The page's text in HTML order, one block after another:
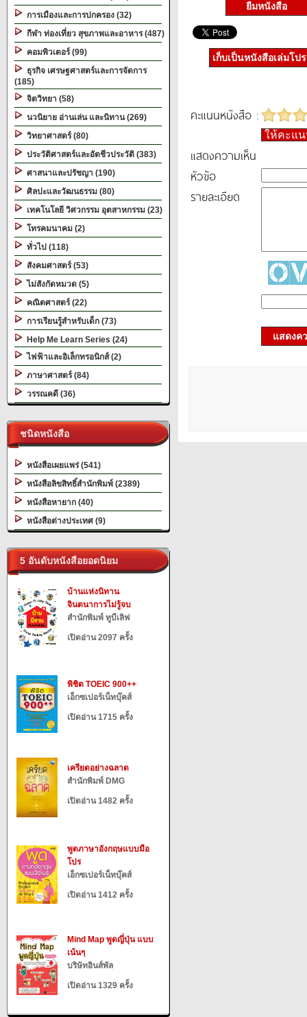
การเมืองและการปกครอง (32)
กีฬา ท่องเที่ยว สุขภาพและอาหาร (487)
คอมพิวเตอร์ (99)
ธุรกิจ เศรษฐศาสตร์และการจัดการ
(185)
จิตวิทยา (58)
นวนิยาย อ่านเล่น และนิทาน (269)
วิทยาศาสตร์ (80)
ประวัติศาสตร์และอัตชีวประวัติ (383)
ศาสนาและปรัชญา (190)
ศิลปะและวัฒนธรรม (80)
เทคโนโลยี วิศวกรรม อุตสาหกรรม (23)
โทรคมนาคม (2)
ทั่วไป (118)
สังคมศาสตร์ (53)
ไม่สังกัดหมวด (5)
คณิตศาสตร์ (22)
การเรียนรู้สำหรับเด็ก (73)
Help Me Learn Series (24)
ไฟฟ้าและอิเล็กทรอนิกส์ (2)
ภาษาศาสตร์ (84)
วรรณคดี (36)
ชนิดหนังสือ
หนังสือเผยแพร่ (541)
หนังสือลิขสิทธิ์สำนักพิมพ์ (2389)
หนังสือหายาก (40)
หนังสือต่างประเทศ (9)
5 อันดับหนังสือยอดนิยม
บ้านแห่งนิทาน
จินตนาการไม่รู้จบ
สำนักพิมพ์ ทูบีเลิฟ
เปิดอ่าน 2097 ครั้ง
พิชิต TOEIC 900++
เอ็กซเปอร์เน็ทบุ๊คส์
เปิดอ่าน 1715 ครั้ง
เครียดอย่างฉลาด
สำนักพิมพ์ DMG
เปิดอ่าน 1482 ครั้ง
พูดภาษาอังกฤษแบบมือ
โปร
เอ็กซเปอร์เน็ทบุ๊คส์
เปิดอ่าน 1412 ครั้ง
Mind Map พูดญี่ปุ่น แบบ
เน้นๆ
บริษัทอินส์พัล
เปิดอ่าน 1329 ครั้ง
ยืมหนังสือ
เก็บเป็นหนังสือเล่มโป
คะแนนหนังสือ :
ให้คะแ
แสดงความเห็น
หัวข้อ
รายละเอียด
แสดงค